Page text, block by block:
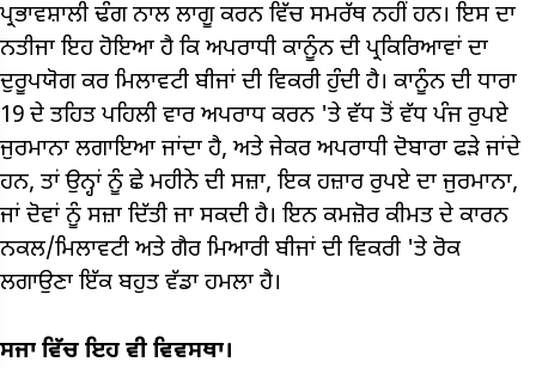
ਪ੍ਰਭਾਵਸ਼ਾਲੀ ਢੰਗ ਨਾਲ ਲਾਗੂ ਕਰਨ ਵਿੱਚ ਸਮਰੱਥ ਨਹੀਂ ਹਨ। ਇਸ ਦਾ
ਨਤੀਜਾ ਇਹ ਹੋਇਆ ਹੈ ਕਿ ਅਪਰਾਧੀ ਕਾਨੂੰਨ ਦੀ ਪ੍ਰਕਿਰਿਆਵਾਂ ਦਾ
ਦੁਰੂਪਯੋਗ ਕਰ ਮਿਲਾਵਟੀ ਬੀਜਾਂ ਦੀ ਵਿਕਰੀ ਹੁੰਦੀ ਹੈ। ਕਾਨੂੰਨ ਦੀ ਧਾਰਾ
19 ਦੇ ਤਹਿਤ ਪਹਿਲੀ ਵਾਰ ਅਪਰਾਧ ਕਰਨ 'ਤੇ ਵੱਧ ਤੋਂ ਵੱਧ ਪੰਜ ਰੁਪਏ
ਜੁਰਮਾਨਾ ਲਗਾਇਆ ਜਾਂਦਾ ਹੈ, ਅਤੇ ਜੇਕਰ ਅਪਰਾਧੀ ਦੋਬਾਰਾ ਫੜੇ ਜਾਂਦੇ
ਹਨ, ਤਾਂ ਉਨ੍ਹਾਂ ਨੂੰ ਛੇ ਮਹੀਨੇ ਦੀ ਸਜ਼ਾ, ਇਕ ਹਜ਼ਾਰ ਰੁਪਏ ਦਾ ਜੁਰਮਾਨਾ,
ਜਾਂ ਦੋਵਾਂ ਨੂੰ ਸਜ਼ਾ ਦਿੱਤੀ ਜਾ ਸਕਦੀ ਹੈ। ਇਨ ਕਮਜ਼ੋਰ ਕੀਮਤ ਦੇ ਕਾਰਨ
ਨਕਲ/ਮਿਲਾਵਟੀ ਅਤੇ ਗੈਰ ਮਿਆਰੀ ਬੀਜਾਂ ਦੀ ਵਿਕਰੀ 'ਤੇ ਰੋਕ
ਲਗਾਉਣਾ ਇੱਕ ਬਹੁਤ ਵੱਡਾ ਹਮਲਾ ਹੈ।
ਸਜਾ ਵਿੱਚ ਇਹ ਵੀ ਵਿਵਸਥਾ।